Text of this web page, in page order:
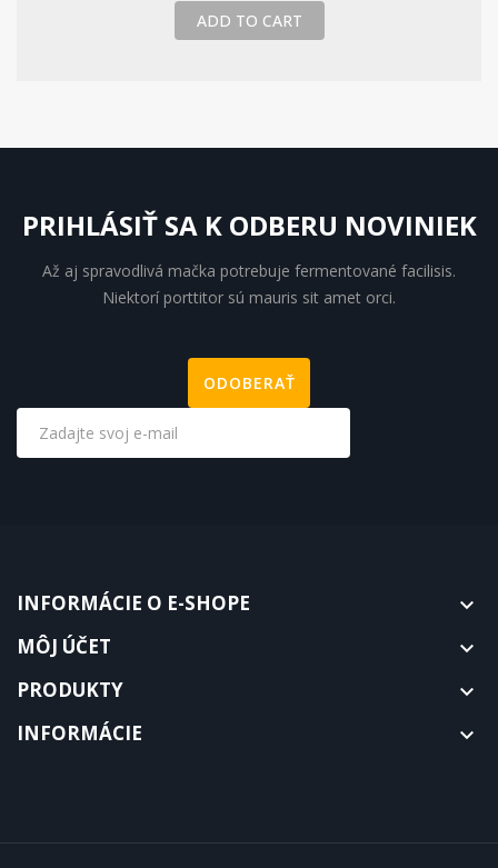
ADD TO CART
PRIHLÁSIŤ SA K ODBERU NOVINIEK
Až aj spravodlivá mačka potrebuje fermentované facilisis.
Niektorí porttitor sú mauris sit amet orci.
INFORMÁCIE O E-SHOPE 
MÔJ ÚČET 
PRODUKTY 
INFORMÁCIE 